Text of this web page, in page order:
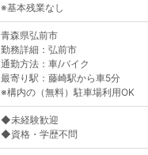
※基本残業なし
青森県弘前市
勤務詳細：弘前市
通勤方法：車/バイク
最寄り駅：藤崎駅から車5分
※構内の（無料）駐車場利用OK
◆未経験歓迎
◆資格・学歴不問